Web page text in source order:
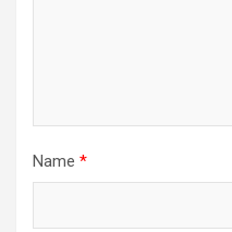
Name *